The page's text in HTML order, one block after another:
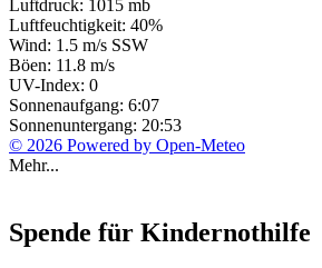
Luftdruck: 1015 mb
Luftfeuchtigkeit: 40%
Wind: 1.5 m/s SSW
Böen: 11.8 m/s
UV-Index: 0
Sonnenaufgang: 6:07
Sonnenuntergang: 20:53
© 2026 Powered by Open-Meteo
Mehr...
Spende für Kindernothilfe